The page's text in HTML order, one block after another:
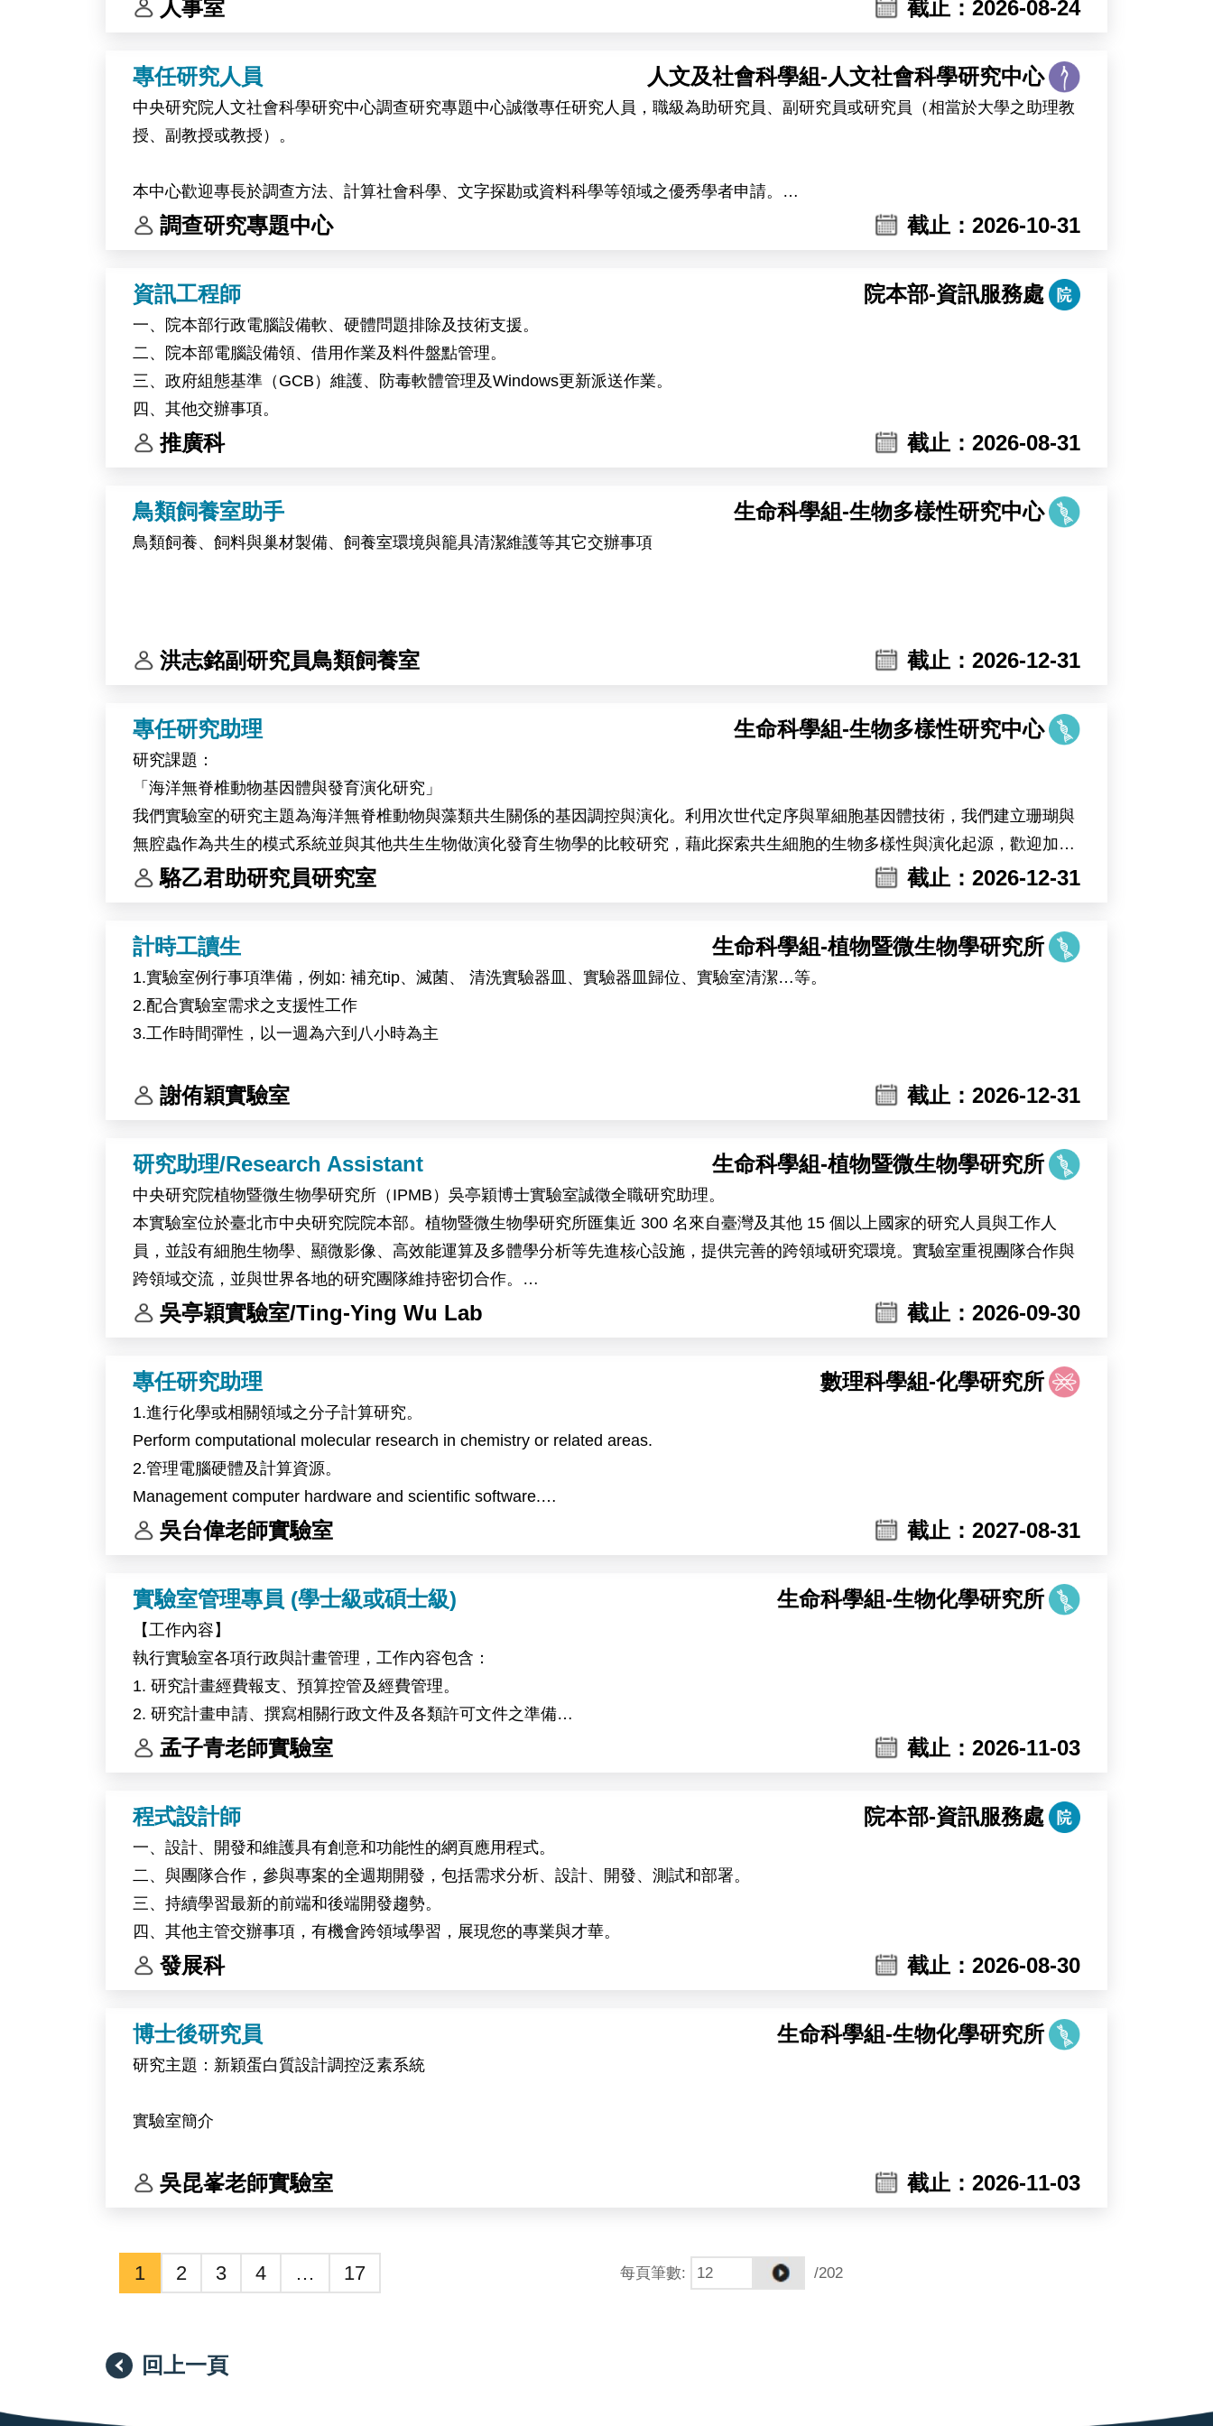
人事室 截止：2026-08-24
專任研究人員 人文及社會科學組-人文社會科學研究中心
中央研究院人文社會科學研究中心調查研究專題中心誠徵專任研究人員，職級為助研究員、副研究員或研究員（相當於大學之助理教
授、副教授或教授）。
本中心歡迎專長於調查方法、計算社會科學、文字探勘或資料科學等領域之優秀學者申請。
調查研究專題中心 截止：2026-10-31
資訊工程師 院本部-資訊服務處
一、院本部行政電腦設備軟、硬體問題排除及技術支援。
二、院本部電腦設備領、借用作業及料件盤點管理。
三、政府組態基準（GCB）維護、防毒軟體管理及Windows更新派送作業。
四、其他交辦事項。
推廣科 截止：2026-08-31
鳥類飼養室助手 生命科學組-生物多樣性研究中心
鳥類飼養、飼料與巢材製備、飼養室環境與籠具清潔維護等其它交辦事項
洪志銘副研究員鳥類飼養室 截止：2026-12-31
專任研究助理 生命科學組-生物多樣性研究中心
研究課題：
「海洋無脊椎動物基因體與發育演化研究」
我們實驗室的研究主題為海洋無脊椎動物與藻類共生關係的基因調控與演化。利用次世代定序與單細胞基因體技術，我們建立珊瑚與
無腔蟲作為共生的模式系統並與其他共生生物做演化發育生物學的比較研究，藉此探索共生細胞的生物多樣性與演化起源，歡迎加入
我們的研究團隊。
(1) 海洋無脊椎動物與藻類的採集和培養
(2) 分子生物學與生物化學操作
(3) 基因體學生物資訊分析
(4) 科學文獻研讀與研究成果彙整
駱乙君助研究員研究室 截止：2026-12-31
計時工讀生 生命科學組-植物暨微生物學研究所
1.實驗室例行事項準備，例如: 補充tip、滅菌、 清洗實驗器皿、實驗器皿歸位、實驗室清潔…等。
2.配合實驗室需求之支援性工作
3.工作時間彈性，以一週為六到八小時為主
謝侑穎實驗室 截止：2026-12-31
研究助理/Research Assistant 生命科學組-植物暨微生物學研究所
中央研究院植物暨微生物學研究所（IPMB）吳亭穎博士實驗室誠徵全職研究助理。
本實驗室位於臺北市中央研究院院本部。植物暨微生物學研究所匯集近 300 名來自臺灣及其他 15 個以上國家的研究人員與工作人
員，並設有細胞生物學、顯微影像、高效能運算及多體學分析等先進核心設施，提供完善的跨領域研究環境。實驗室重視團隊合作與
跨領域交流，並與世界各地的研究團隊維持密切合作。
錄取者將參與植物與環境交互作用相關研究，主要以地錢（Marchantia）、阿拉伯芥（Arabidopsis）及可能包含大豆等植物為研究材
本研究計畫將與比利時 Ive De Smet 博士及 Devang Mehta 博士的研究團隊合作進行。
The laboratory of Dr. Ting-Ying Wu at the Institute of Plant and Microbial Biology (IPMB), Academia Sinica, invites applications for a
full-time Research Assistant position.
The laboratory is located on the main campus of Academia Sinica in Taipei, Taiwan. IPMB is home to nearly 300 researchers and
staff members from Taiwan and more than 15 other countries. The institute provides state-of-the-art core facilities in cell biology,
microscopy, high-performance computing, and multi-omics analysis, offering an excellent environment for interdisciplinary research.
Arabidopsis, and potentially soybean, the project will investigate the physiological and molecular responses of plants to heat stress
and environmental changes associated with global warming. The research will also explore how environmental changes affect
circadian clock regulation in high-altitude crops.
Primary responsibilities include molecular cloning, protein expression analysis, and mutant screening.
This research project will be conducted in collaboration with the research groups of Dr. Ive De Smet and Dr. Devang Mehta in
Belgium.
吳亭穎實驗室/Ting-Ying Wu Lab 截止：2026-09-30
專任研究助理 數理科學組-化學研究所
1.進行化學或相關領域之分子計算研究。
Perform computational molecular research in chemistry or related areas.
2.管理電腦硬體及計算資源。
Management computer hardware and scientific software.
3.計畫管理及撰寫研究報告和學術論文。
吳台偉老師實驗室 截止：2027-08-31
實驗室管理專員 (學士級或碩士級) 生命科學組-生物化學研究所
【工作內容】
執行實驗室各項行政與計畫管理，工作內容包含：
1. 研究計畫經費報支、預算控管及經費管理。
2. 研究計畫申請、撰寫相關行政文件及各類許可文件之準備
3. 辦理主管交辦事項。
孟子青老師實驗室 截止：2026-11-03
程式設計師 院本部-資訊服務處
一、設計、開發和維護具有創意和功能性的網頁應用程式。
二、與團隊合作，參與專案的全週期開發，包括需求分析、設計、開發、測試和部署。
三、持續學習最新的前端和後端開發趨勢。
四、其他主管交辦事項，有機會跨領域學習，展現您的專業與才華。
發展科 截止：2026-08-30
博士後研究員 生命科學組-生物化學研究所
研究主題：新穎蛋白質設計調控泛素系統
實驗室簡介
中央研究院生物化學研究所 吳昆峯博士研究團隊（https://kpwulab.com/）以「蛋白質化學」為核心，研究泛素（ubiquitin）與泛素類
本實驗室的研究架構建立在「計算設計—實驗驗證」的完整循環之上。AI 工具可在短時間內產生大量候選分子，但其價值必須經由蛋
亦具備發展為專一性抑制劑或標的蛋白降解劑（targeted protein degradation）之潛力。經生化重組與結構層次完整驗證的分子，將
吳昆峯老師實驗室 截止：2026-11-03
1 2 3 4 … 17 每頁筆數: /202
回上一頁